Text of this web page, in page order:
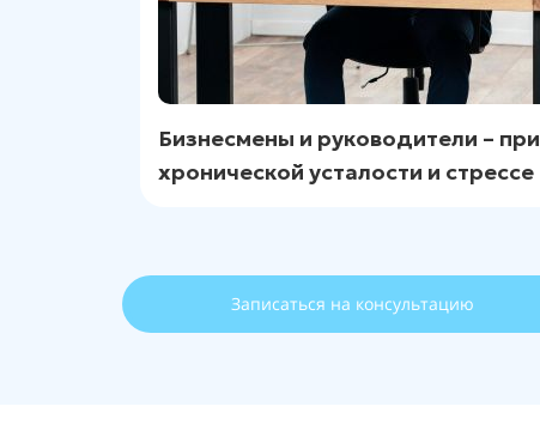
Бизнесмены и руководители – при
хронической усталости и стрессе
Записаться на консультацию